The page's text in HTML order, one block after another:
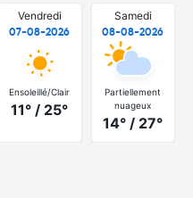
Vendredi
07-08-2026
Ensoleillé/Clair
11° / 25°
Samedi
08-08-2026
Partiellement
nuageux
14° / 27°